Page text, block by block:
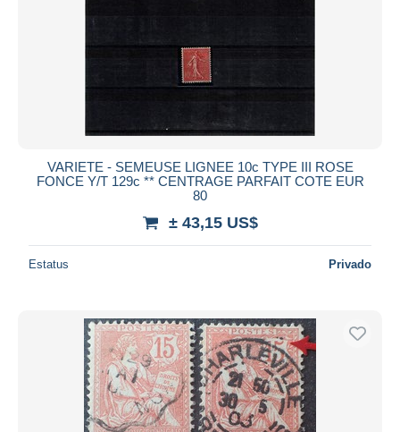
VARIETE - SEMEUSE LIGNEE 10c TYPE III ROSE
FONCE Y/T 129c ** CENTRAGE PARFAIT COTE EUR
80
± 43,15 US$
Estatus Privado